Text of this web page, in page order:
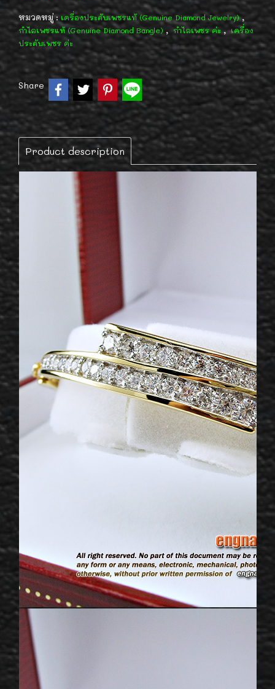
หมวดหมู่ : เครื่องประดับเพชรแท้ (Genuine Diamond Jewelry),
กำไลเพชรแท้ (Genuine Diamond Bangle) , กำไลเพชร ค่ะ, เครื่อง
ประดับเพชร ค่ะ
Share
Product description